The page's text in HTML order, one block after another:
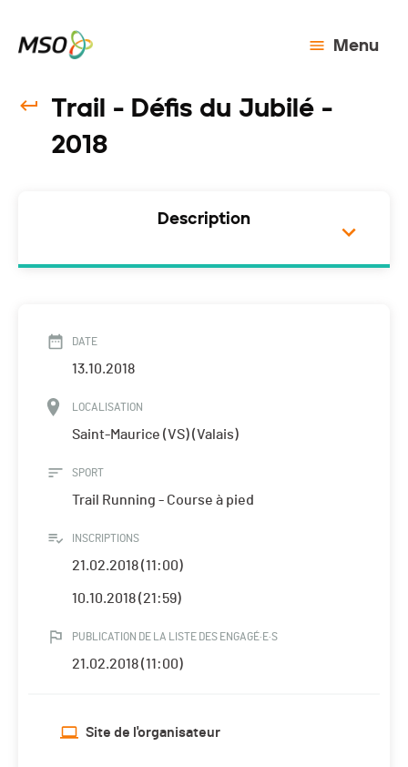
Menu
Trail - Défis du Jubilé -
2018
Description
DATE
13.10.2018
LOCALISATION
Saint-Maurice (VS) (Valais)
SPORT
Trail Running - Course à pied
INSCRIPTIONS
21.02.2018 (11:00)
10.10.2018 (21:59)
PUBLICATION DE LA LISTE DES ENGAGÉ·E·S
21.02.2018 (11:00)
Site de l'organisateur